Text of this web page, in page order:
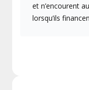
et n’encourent
lorsqu’ils